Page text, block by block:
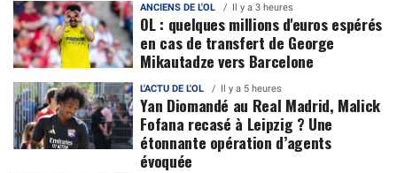
ANCIENS DE L'OL Il y a 3 heures
OL : quelques millions d'euros espérés
en cas de transfert de George
Mikautadze vers Barcelone
L'ACTU DE L'OL Il y a 5 heures
Yan Diomandé au Real Madrid, Malick
Fofana recasé à Leipzig ? Une
étonnante opération d’agents
évoquée